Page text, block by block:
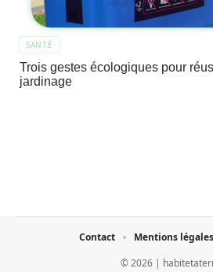
SANTÉ
Trois gestes écologiques pour
jardinage
© 2026 |
Contact Mentions légales